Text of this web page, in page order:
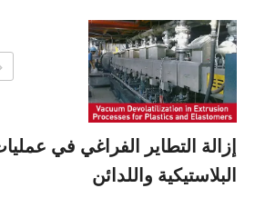
إزالة التطاير الفراغي في
البلاستيكية واللدائن